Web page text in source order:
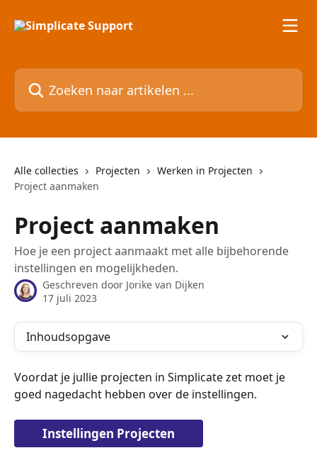
Zoeken naar artikelen ...
Alle collecties Projecten
Werken in Projecten
Project aanmaken
Project aanmaken
Hoe je een project aanmaakt met alle bijbehorende
instellingen en mogelijkheden.
Geschreven door Jorike van Dijken
17 juli 2023
Inhoudsopgave
Voordat je jullie projecten in Simplicate zet moet je
goed nagedacht hebben over de instellingen.
Instellingen Projecten